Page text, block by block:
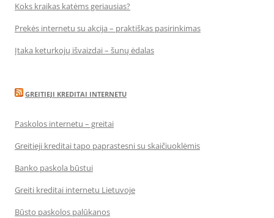
Koks kraikas katėms geriausias?
Prekės internetu su akcija – praktiškas pasirinkimas
Įtaka keturkojų išvaizdai – šunų ėdalas
GREITIEJI KREDITAI INTERNETU
Paskolos internetu – greitai
Greitieji kreditai tapo paprastesni su skaičiuoklėmis
Banko paskola būstui
Greiti kreditai internetu Lietuvoje
Būsto paskolos palūkanos